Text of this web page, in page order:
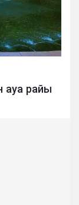
ауа райы